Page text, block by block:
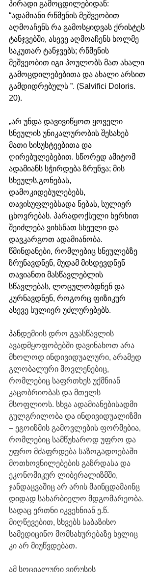
პირადი გამოცდილებიდან:
“ადამიანი რწმენის მეშვეობით
აღმოაჩენს რა გამოსყიდვას ქრისტეს
ტანჯვებში, ასევე აღმოაჩენს ხოლმე
საკუთარ ტანჯვებს; რწმენის
მეშვეობით იგი პოულობს მათ ახალი
გამოცდილებებითა და ახალი არსით
გამდიდრებულს ”. (Salvifici Doloris.
20).
„არ უნდა დავივიწყოთ ყოველი
სნეულის უნიკალურობის შესახებ
მათი სისუსტეებითა და
ღირებულებებით. სწორედ ამიტომ
ადამიანს სჭირდება ზრუნვა; მის
სხეულს,გონებას,
დამოკიდებულებებს,
თავისუფლებსადა ნებას, სულიერ
ცხოვრებას. პარადოქსული ხერხით
შეიძლება ვიხსნათ სხეული და
დავკარგოთ ადამიანობა.
წმინდანები, რომლებიც სნეულებზე
ზრუნავდნენ, მუდამ მისდევდნენ
თავიანთი მასწავლებლის
სწავლებას, ლოცულობდნენ და
კურნავდნენ, როგორც ფიზიკურ
ასევე სულიერ უძლურებებს.
პანდემიის დრო გვასწავლის
ავადმყოფობებში დავინახოთ არა
მხოლოდ ინდივიდუალური, არამედ
გლობალური მოვლენებიც,
რომლებიც საფრთხეს უქმნიან
კაცობრიობას და მთელს
მსოფლიოს. სხვა ადამიანებისადმი
გულგრილობა და ინდივიდუალიზმი
– ეგოიზმის გამოვლების ფორმებია,
რომლებიც სამწუხაროდ უფრო და
უფრო მძაფრდება საზოგადოებაში
მოთხოვნილებების გაზრდასა და
ეკონომიკურ ლიბერალიზმში,
ჯანდაცვაშიც არ არის მაინცდამაინც
დიდად სახარბიელო მდგომარეობა,
სადაც ერთნი იკვეხნიან ე.წ.
მიღწევებით, სხვებს საბაზისო
სამედიცინო მომსახურებაზე ხელიც
კი არ მიუწვდებათ.
ამ სოციალური ვირუსის